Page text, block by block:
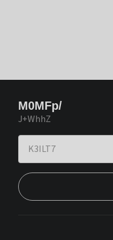
M0MFp/
J+WhhZ